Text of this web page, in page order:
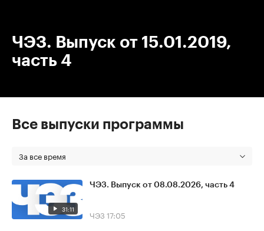
ЧЭЗ. Выпуск от 15.01.2019,
часть 4
Все выпуски программы
За все время
31:11
ЧЭЗ. Выпуск от 08.08.2026, часть 4
ЧЭЗ 17:05